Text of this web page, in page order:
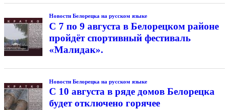
Новости Белорецка на русском языке
С 7 по 9 августа в Белорецком районе
пройдёт спортивный фестиваль
«Малидак».
Новости Белорецка на русском языке
С 10 августа в ряде домов Белорецка
будет отключено горячее